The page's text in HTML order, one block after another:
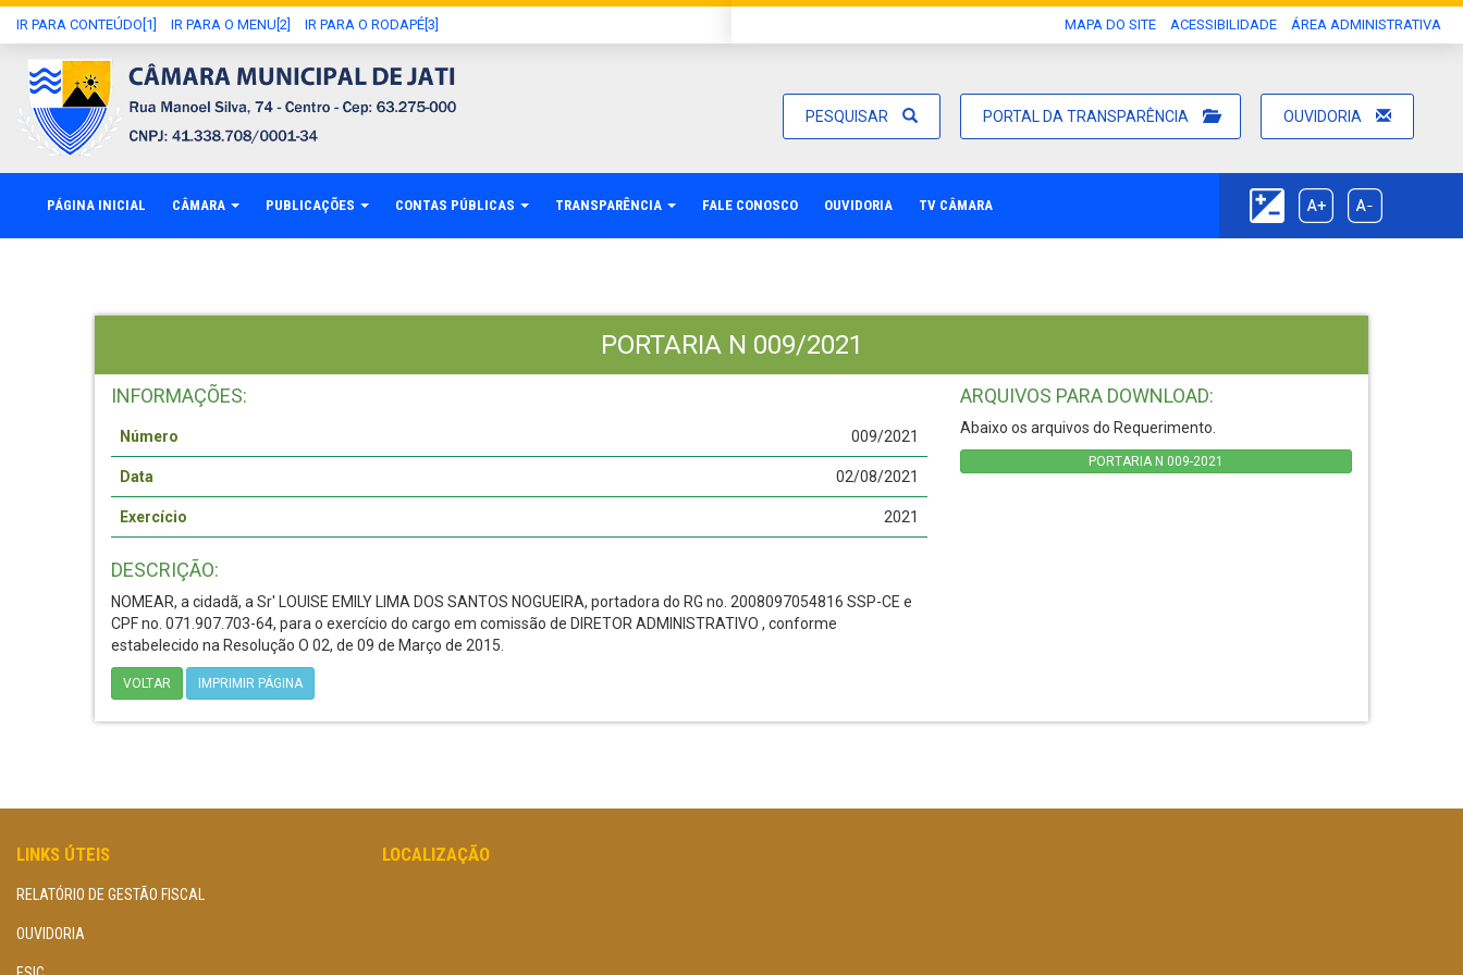
IR PARA CONTEÚDO[1] IR PARA O MENU[2] IR PARA O RODAPÉ[3] MAPA DO SITE ACESSIBILIDADE ÁREA ADMINISTRATIVA
PESQUISAR PORTAL DA TRANSPARÊNCIA OUVIDORIA
PÁGINA INICIAL CÂMARA PUBLICAÇÕES CONTAS PÚBLICAS TRANSPARÊNCIA FALE CONOSCO OUVIDORIA TV CÂMARA
PORTARIA N 009/2021
INFORMAÇÕES:
Número 009/2021
Data 02/08/2021
Exercício 2021
DESCRIÇÃO:
NOMEAR, a cidadã, a Sr' LOUISE EMILY LIMA DOS SANTOS NOGUEIRA, portadora do RG no. 2008097054816 SSP-CE e
CPF no. 071.907.703-64, para o exercício do cargo em comissão de DIRETOR ADMINISTRATIVO , conforme
estabelecido na Resolução O 02, de 09 de Março de 2015.
VOLTAR IMPRIMIR PÁGINA
ARQUIVOS PARA DOWNLOAD:
Abaixo os arquivos do Requerimento.
PORTARIA N 009-2021
LINKS ÚTEIS
RELATÓRIO DE GESTÃO FISCAL
OUVIDORIA
LOCALIZAÇÃO